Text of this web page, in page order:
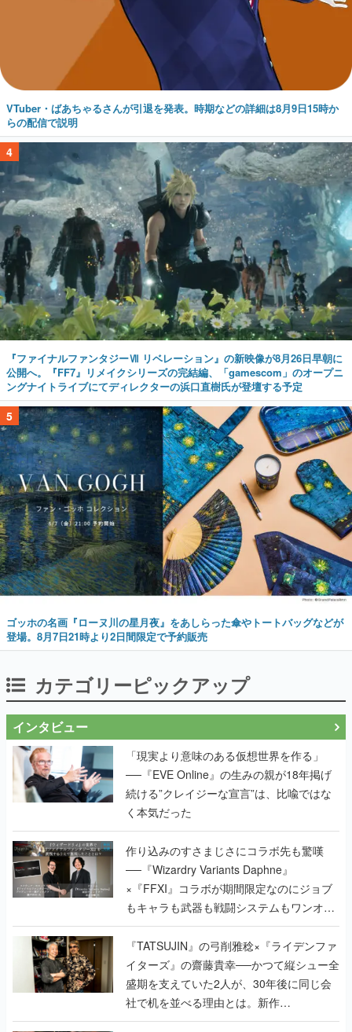
VTuber・ばあちゃるさんが引退を発表。時期などの詳細は8月9日15時か
らの配信で説明
4
『ファイナルファンタジーⅦ リベレーション』の新映像が8月26日早朝に
公開へ。『FF7』リメイクシリーズの完結編、「gamescom」のオープニ
ングナイトライブにてディレクターの浜口直樹氏が登壇する予定
5
ゴッホの名画『ローヌ川の星月夜』をあしらった傘やトートバッグなどが
登場。8月7日21時より2日間限定で予約販売
カテゴリーピックアップ
インタビュー
「現実より意味のある仮想世界を作る」
──『EVE Online』の生みの親が18年掲げ
続ける”クレイジーな宣言”は、比喩ではな
く本気だった
作り込みのすさまじさにコラボ先も驚嘆
──『Wizardry Variants Daphne』
×『FFXI』コラボが期間限定なのにジョブ
もキャラも武器も戦闘システムもワンオフ
で作り込まれた理由を両ディレクターに聞
く
『TATSUJIN』の弓削雅稔×『ライデンファ
イターズ』の齋藤貴幸──かつて縦シュー全
盛期を支えていた2人が、30年後に同じ会
社で机を並べる理由とは。新作
『TATSUJIN EXTREME』で初タッグを組